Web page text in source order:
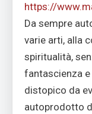
https://
Da sempre
varie arti, alla
spiritualità,
fantascienza
distopico da
autoprodotto